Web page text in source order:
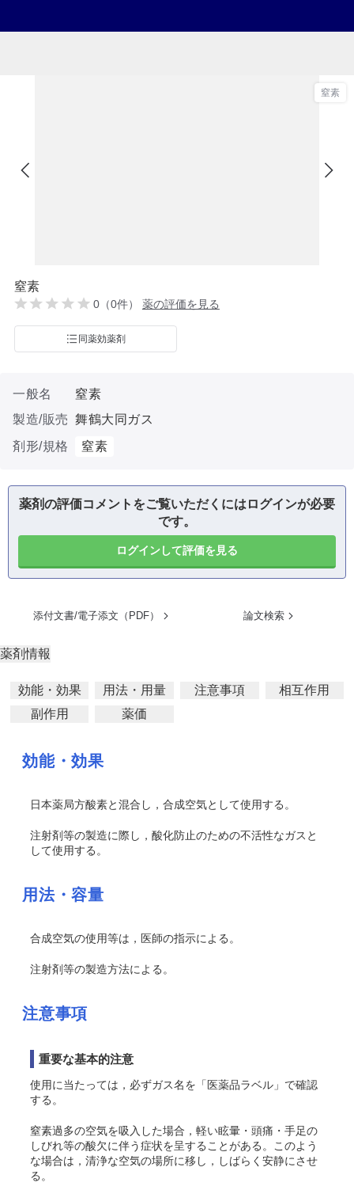
窒素
窒素
0（0件） 薬の評価を見る
同薬効薬剤
一般名
窒素
製造/販売 舞鶴大同ガス
剤形/規格
窒素
薬剤の評価コメントをご覧いただくにはログインが必要
です。
ログインして評価を見る
添付文書/電子添文（PDF） 論文検索
薬剤情報
効能・効果 用法・用量 注意事項
相互作用
副作用
薬価
効能・効果
日本薬局方酸素と混合し，合成空気として使用する。
注射剤等の製造に際し，酸化防止のための不活性なガスと
して使用する。
用法・容量
合成空気の使用等は，医師の指示による。
注射剤等の製造方法による。
注意事項
重要な基本的注意
使用に当たっては，必ずガス名を「医薬品ラベル」で確認
する。
窒素過多の空気を吸入した場合，軽い眩暈・頭痛・手足の
しびれ等の酸欠に伴う症状を呈することがある。このよう
な場合は，清浄な空気の場所に移し，しばらく安静にさせ
る。